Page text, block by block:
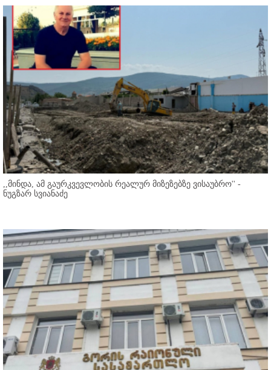
,,მინდა, ამ გაურკვევლობის რეალურ მიზეზებზე ვისაუბრო'' -
ნუგზარ სვიანაძე